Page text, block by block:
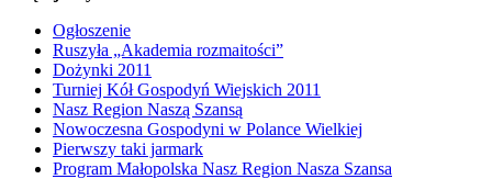
Ogłoszenie
Ruszyła „Akademia rozmaitości”
Dożynki 2011
Turniej Kół Gospodyń Wiejskich 2011
Nasz Region Naszą Szansą
Nowoczesna Gospodyni w Polance Wielkiej
Pierwszy taki jarmark
Program Małopolska Nasz Region Nasza Szansa